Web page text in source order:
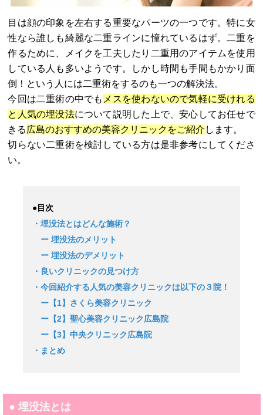
目は顔の印象を左右する重要なパーツの一つです。特に女
性なら誰しも綺麗な二重ラインに憧れているはず。二重を
作るために、メイクを工夫したり二重用のアイテムを使用
している人も多いようです。しかし時間も手間もかかり面
倒！という人には二重術をするのも一つの解決法。
今回は二重術の中でも メスを使わないので気軽に受けれる
と人気の埋没法について説明した上で、安心してお任せで
きる 広島のおすすめの美容クリニックをご紹介 します。
切らない二重術を検討している方は是非参考にしてくださ
い。
●目次
・埋没法とはどんな施術？
ー 埋没法のメリット
ー 埋没法のデメリット
・良いクリニックの見つけ方
・今回紹介する人気の美容クリニックは以下の３院！
ー【1】さくら美容クリニック
ー【2】聖心美容クリニック広島院
ー【3】中央クリニック広島院
・まとめ
● 埋没法とは